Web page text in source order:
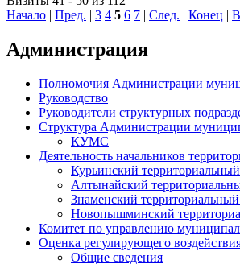
Начало | Пред. | 3 4 5 6 7 | След. | Конец |
Администрация
Полномочия Администрации
Руководство
Руководители структурных
Структура Администрации
КУМС
Деятельность начальников
Курьинский
Алтынайский
Знаменский территориальный
Новопышминский
Комитет по управлению
Оценка регулирующего
Общие сведения